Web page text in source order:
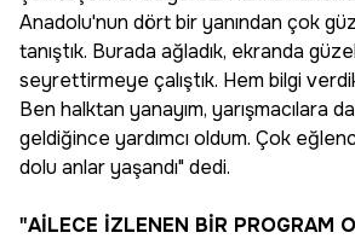
Anadolu'nun dört bir yanından çok
tanıştık. Burada ağladık, ekranda
seyrettirmeye çalıştık. Hem bilgi
Ben halktan yanayım, yarışmacılara
geldiğince yardımcı oldum. Çok
dolu anlar yaşandı" dedi.
"AİLECE İZLENEN BİR PROGRAM